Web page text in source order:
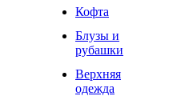
Кофта
Блузы и
рубашки
Верхняя
одежда